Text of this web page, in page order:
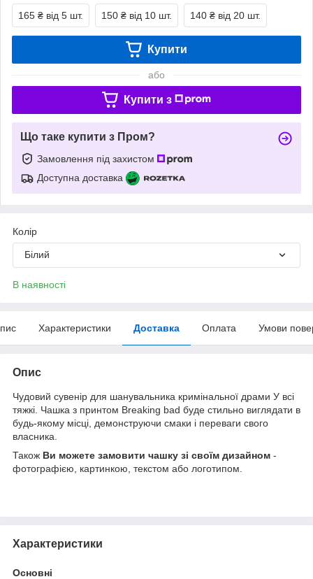
165 ₴ від 5 шт. 150 ₴ від 10 шт. 140 ₴ від 20 шт.
Купити
або
Купити з
Що таке купити з Пром?
Замовлення під захистом
Доступна доставка
Колір
Білий
В наявності
Характеристики Доставка Оплата Умови
Опис
Чудовий сувенір для шанувальника кримінальної драми У всі
тяжкі. Чашка з принтом Breaking bad буде стильно виглядати в
будь-якому місці, демонструючи смаки і переваги свого
власника.
Також Ви можете замовити чашку зі своїм дизайном -
фотографією, картинкою, текстом або логотипом.
Характеристики
Основні